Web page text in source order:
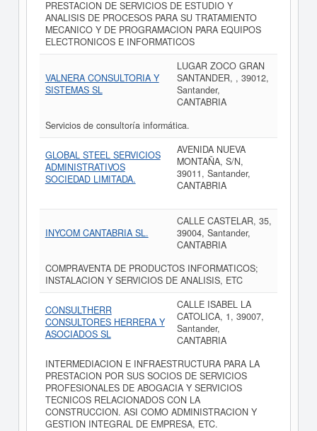
PRESTACION DE SERVICIOS DE ESTUDIO Y
ANALISIS DE PROCESOS PARA SU TRATAMIENTO
MECANICO Y DE PROGRAMACION PARA EQUIPOS
ELECTRONICOS E INFORMATICOS
VALNERA CONSULTORIA Y
SISTEMAS SL
LUGAR ZOCO GRAN
SANTANDER, , 39012,
Santander,
CANTABRIA
Servicios de consultoría informática.
GLOBAL STEEL SERVICIOS
ADMINISTRATIVOS
SOCIEDAD LIMITADA.
AVENIDA NUEVA
MONTAÑA, S/N,
39011, Santander,
CANTABRIA
INYCOM CANTABRIA SL.
CALLE CASTELAR, 35,
39004, Santander,
CANTABRIA
COMPRAVENTA DE PRODUCTOS INFORMATICOS;
INSTALACION Y SERVICIOS DE ANALISIS, ETC
CONSULTHERR
CONSULTORES HERRERA Y
ASOCIADOS SL
CALLE ISABEL LA
CATOLICA, 1, 39007,
Santander,
CANTABRIA
INTERMEDIACION E INFRAESTRUCTURA PARA LA
PRESTACION POR SUS SOCIOS DE SERVICIOS
PROFESIONALES DE ABOGACIA Y SERVICIOS
TECNICOS RELACIONADOS CON LA
CONSTRUCCION. ASI COMO ADMINISTRACION Y
GESTION INTEGRAL DE EMPRESA, ETC.